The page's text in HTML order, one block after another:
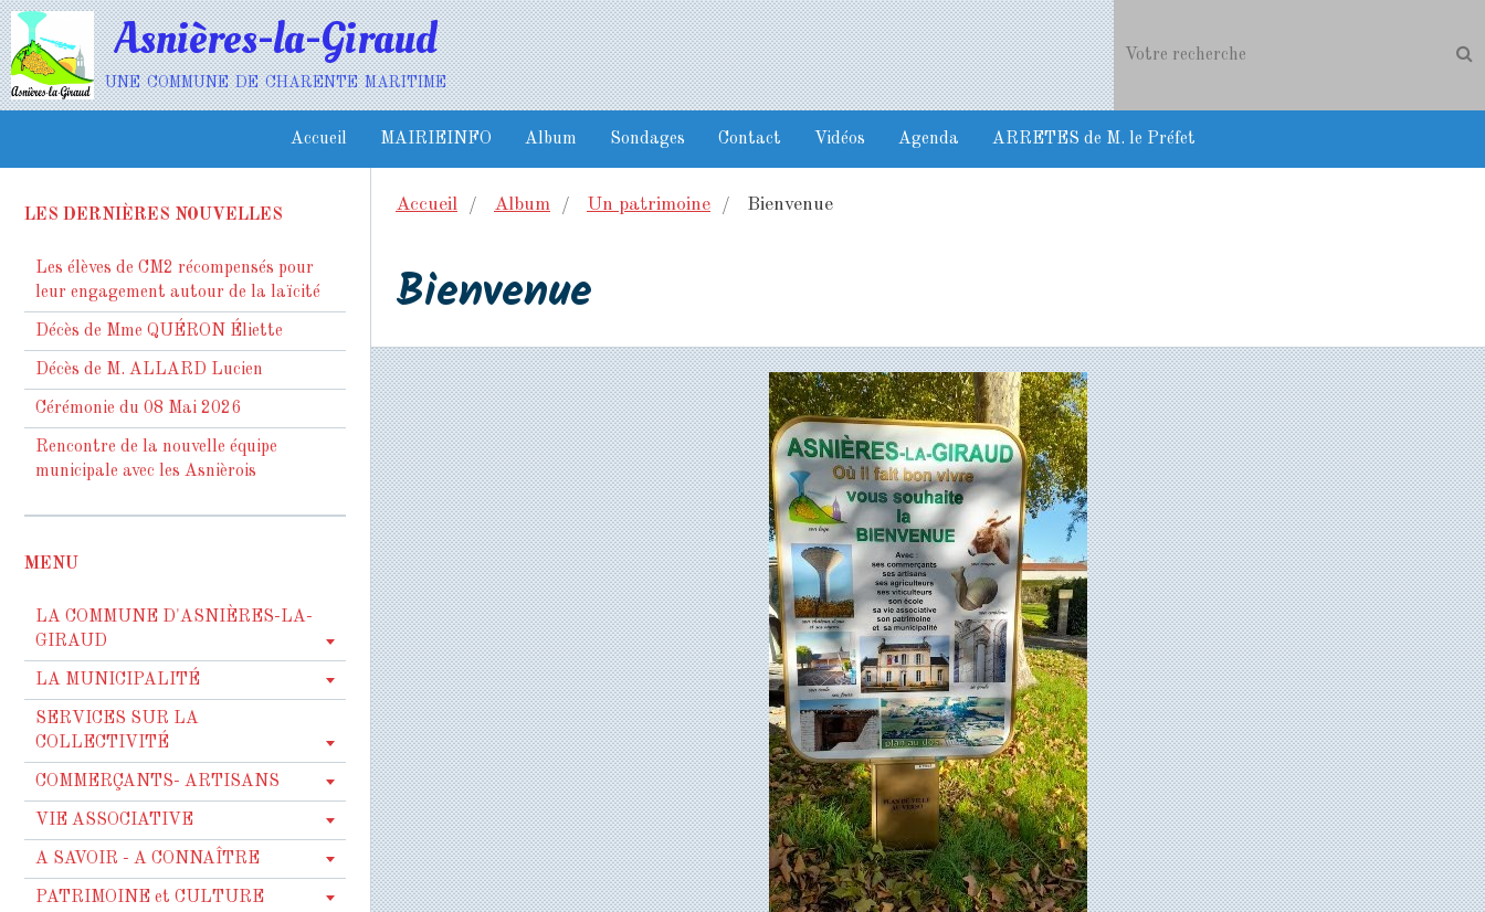
Asnières-la-Giraud
une commune de charente maritime
Accueil MAIRIEINFO Album Sondages Contact Vidéos Agenda ARRETES de M. le Préfet
Accueil Album Un patrimoine Bienvenue
Bienvenue
LES DERNIÈRES NOUVELLES
Les élèves de CM2 récompensés pour
leur engagement autour de la laïcité
Décès de Mme QUÉRON Éliette
Décès de M. ALLARD Lucien
Cérémonie du 08 Mai 2026
Rencontre de la nouvelle équipe
municipale avec les Asnièrois
MENU
LA COMMUNE D'ASNIÈRES-LA-
GIRAUD
LA MUNICIPALITÉ
SERVICES SUR LA
COLLECTIVITÉ
COMMERÇANTS- ARTISANS
VIE ASSOCIATIVE
A SAVOIR - A CONNAÎTRE
PATRIMOINE et CULTURE